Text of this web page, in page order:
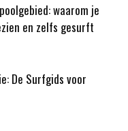
waarom je
en zelfs gesurft
De Surfgids voor